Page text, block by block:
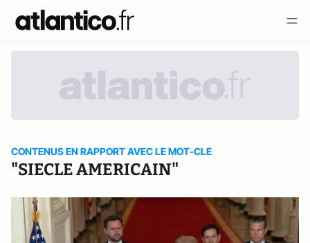
CONTENUS EN RAPPORT AVEC LE MOT-CLE
"SIECLE AMERICAIN"